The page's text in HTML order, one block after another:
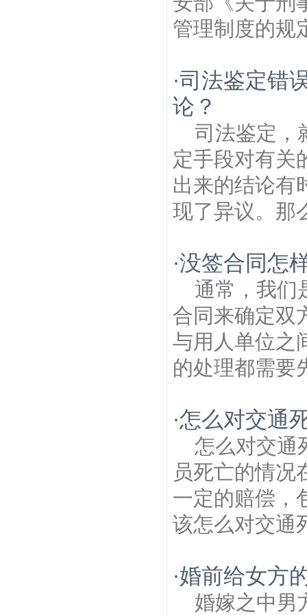
管理制度的规
·司法鉴定错
论？
司法鉴定，
定手段对有关
出来的结论有
现了异议。那
·没签合同怎
通常，我们
合同来确定双
与用人单位之
的处理都需要
·怎么对交通
怎么对交通
员死亡的情况
一定的赔偿，
该怎么对交通
·婚前给女方
婚嫁之中男